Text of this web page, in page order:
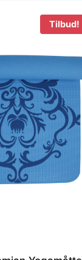
Tilbud!